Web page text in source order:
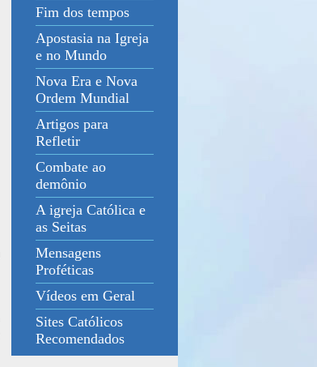
Fim dos tempos
Apostasia na Igreja
e no Mundo
Nova Era e Nova
Ordem Mundial
Artigos para
Refletir
Combate ao
demônio
A igreja Católica e
as Seitas
Mensagens
Proféticas
Vídeos em Geral
Sites Católicos
Recomendados